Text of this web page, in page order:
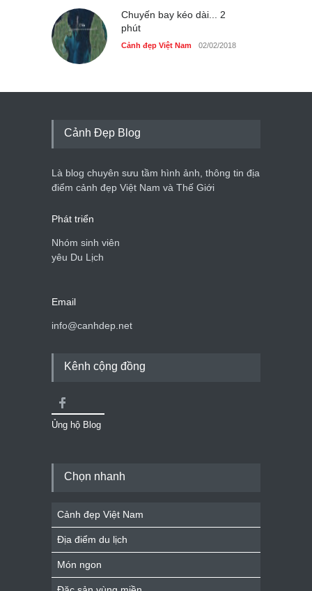
dân dã ở Sài Gòn
Cảnh đẹp Việt Nam
Chuyến bay kéo dài... 2
phút
Cảnh đẹp Việt Nam 02/02/2018
Cảnh Đẹp Blog
Là blog chuyên sưu tầm hình ảnh, thông tin địa
điểm cảnh đẹp Việt Nam và Thế Giới
Phát triển
Nhóm sinh viên
yêu Du Lịch
Email
info@canhdep.net
Kênh cộng đồng
Ủng hộ Blog
Chọn nhanh
Cảnh đẹp Việt Nam
Địa điểm du lịch
Món ngon